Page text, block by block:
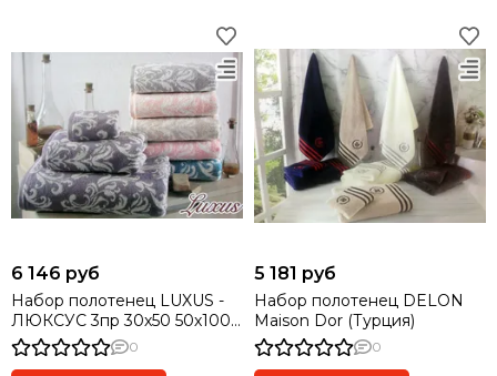
6 146 руб
Набор полотенец LUXUS -
ЛЮКСУС 3пр 30х50 50х100
и 85х150 Maison Dor (Турция)
0
5 181 руб
Набор полотенец DELON
Maison Dor (Турция)
0